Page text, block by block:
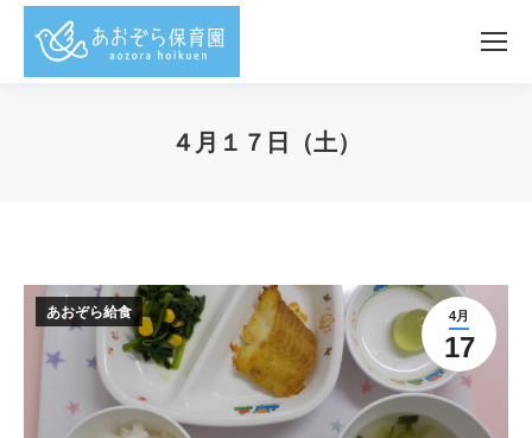
４月１７日（土）
4月
17
あおぞら給食